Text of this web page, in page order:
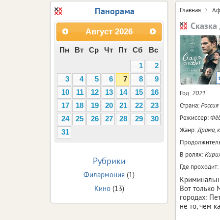
Главная
Год:2021
Страна:Россия
Режиссер:
Жанр:Драма,
В ролях:
Где проходит:
Вот только
городах:
не то, чем
Панорама
Август 2026
Пн Вт Ср Чт Пт Сб
Вс
1
2
3
4 5 6 7 8
9
10
11 12 13 14 15
16
17
18 19 20 21 22
23
24
25 26 27 28 29
30
31
Рубрики
Филармония (1)
Кино(13)